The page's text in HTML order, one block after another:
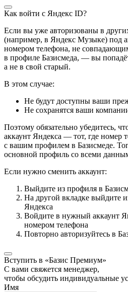
Как войти с Яндекс ID?
Если вы уже авторизованы в
(например, в Яндекс Музыке) под
номером телефона, не
в профиле Базисмеда, — вы
а не в свой старый.
В этом случае:
Не будут доступны ваши
Не сохранятся ваши
Поэтому обязательно убедитесь,
аккаунт Яндекса — тот, где номер
с вашим профилем в Базисмеде.
основной профиль со всеми
Если нужно сменить аккаунт:
Выйдите из профиля в
На другой вкладке выйдите
Яндекса
Войдите в нужный аккаунт
номером телефона
Повторно авторизуйтесь в
Вступить в «Базис Премиум»
С вами свяжется менеджер,
чтобы обсудить индивидуальные
Имя